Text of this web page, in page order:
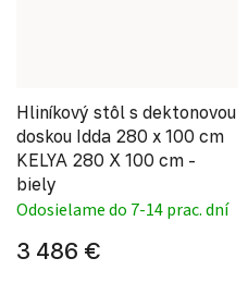
Hliníkový stôl s dektonovou
doskou Idda 280 x 100 cm
KELYA 280 X 100 cm -
biely
Odosielame do 7-14 prac. dní
3 486 €